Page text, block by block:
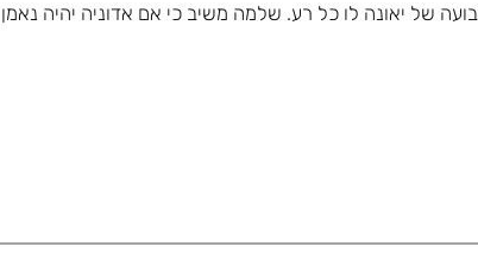
של יאונה לו כל רע. שלמה משיב כי אם אדוניה יהיה נאמן